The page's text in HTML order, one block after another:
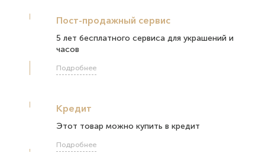
Пост-продажный сервис
5 лет бесплатного сервиса для украшений и
часов
Подробнее
Кредит
Этот товар можно купить в кредит
Подробнее